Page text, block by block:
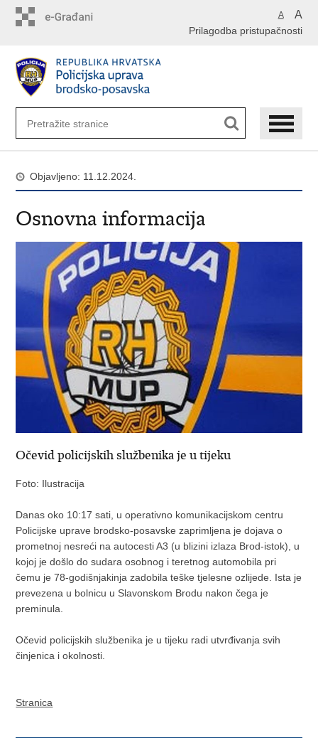
A A
Prilagodba pristupačnosti
Objavljeno: 11.12.2024.
Osnovna informacija
Očevid policijskih službenika je u tijeku
Foto: Ilustracija
Danas oko 10:17 sati, u operativno komunikacijskom centru
Policijske uprave brodsko-posavske zaprimljena je dojava o
prometnoj nesreći na autocesti A3 (u blizini izlaza Brod-istok), u
kojoj je došlo do sudara osobnog i teretnog automobila pri
čemu je 78-godišnjakinja zadobila teške tjelesne ozlijede. Ista je
prevezena u bolnicu u Slavonskom Brodu nakon čega je
preminula.
Očevid policijskih službenika je u tijeku radi utvrđivanja svih
činjenica i okolnosti.
Stranica